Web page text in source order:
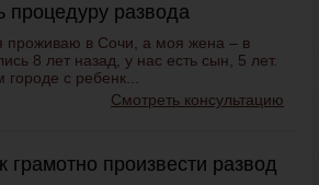
процедуру развода
проживаю в Сочи, а моя жена – в
8 лет назад, у нас есть сын, 5 лет.
городе с ребенк...
Смотреть консультацию
грамотно произвести развод